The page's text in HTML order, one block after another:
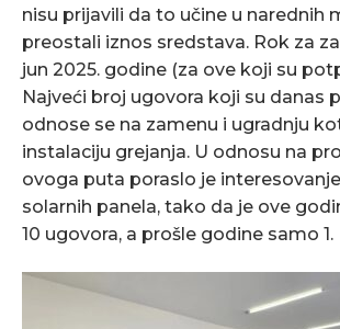
nisu prijavili da to učine u narednih
preostali iznos sredstava. Rok za
jun 2025. godine (za ove koji su
Najveći broj ugovora koji su danas
odnose se na zamenu i ugradnju
instalaciju grejanja. U odnosu na
ovoga puta poraslo je
solarnih panela, tako da je ove
10 ugovora, a prošle godine samo 1.